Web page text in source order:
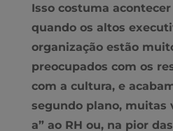
Isso costuma
quando os altos
organização estão
preocupados com os
com a cultura, e
segundo plano, muitas
a” ao RH ou, na pior